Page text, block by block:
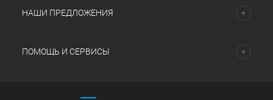
НАШИ ПРЕДЛОЖЕНИЯ
ПОМОЩЬ И СЕРВИСЫ